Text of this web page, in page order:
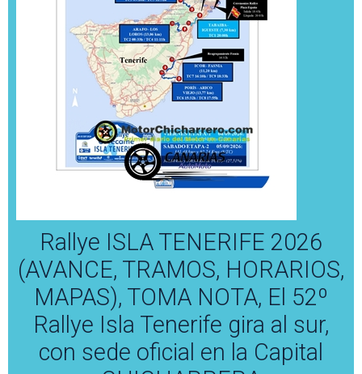
Rallye ISLA TENERIFE 2026
(AVANCE, TRAMOS, HORARIOS,
MAPAS), TOMA NOTA, El 52º
Rallye Isla Tenerife gira al sur,
con sede oficial en la Capital